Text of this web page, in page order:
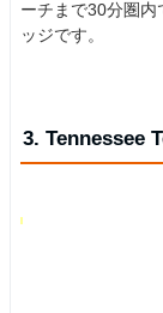
ーチまで30分圏
ッジです。
3. Tennessee